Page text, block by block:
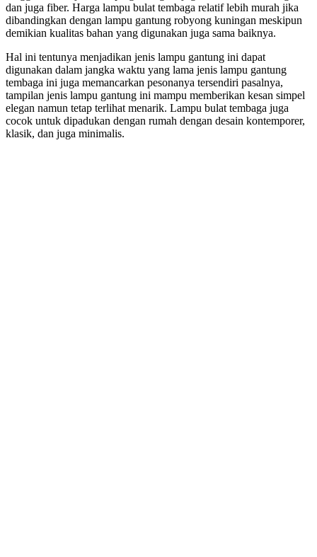
dan juga fiber. Harga lampu bulat tembaga relatif lebih murah jika
dibandingkan dengan lampu gantung robyong kuningan meskipun
demikian kualitas bahan yang digunakan juga sama baiknya.
Hal ini tentunya menjadikan jenis lampu gantung ini dapat
digunakan dalam jangka waktu yang lama jenis lampu gantung
tembaga ini juga memancarkan pesonanya tersendiri pasalnya,
tampilan jenis lampu gantung ini mampu memberikan kesan simpel
elegan namun tetap terlihat menarik. Lampu bulat tembaga juga
cocok untuk dipadukan dengan rumah dengan desain kontemporer,
klasik, dan juga minimalis.